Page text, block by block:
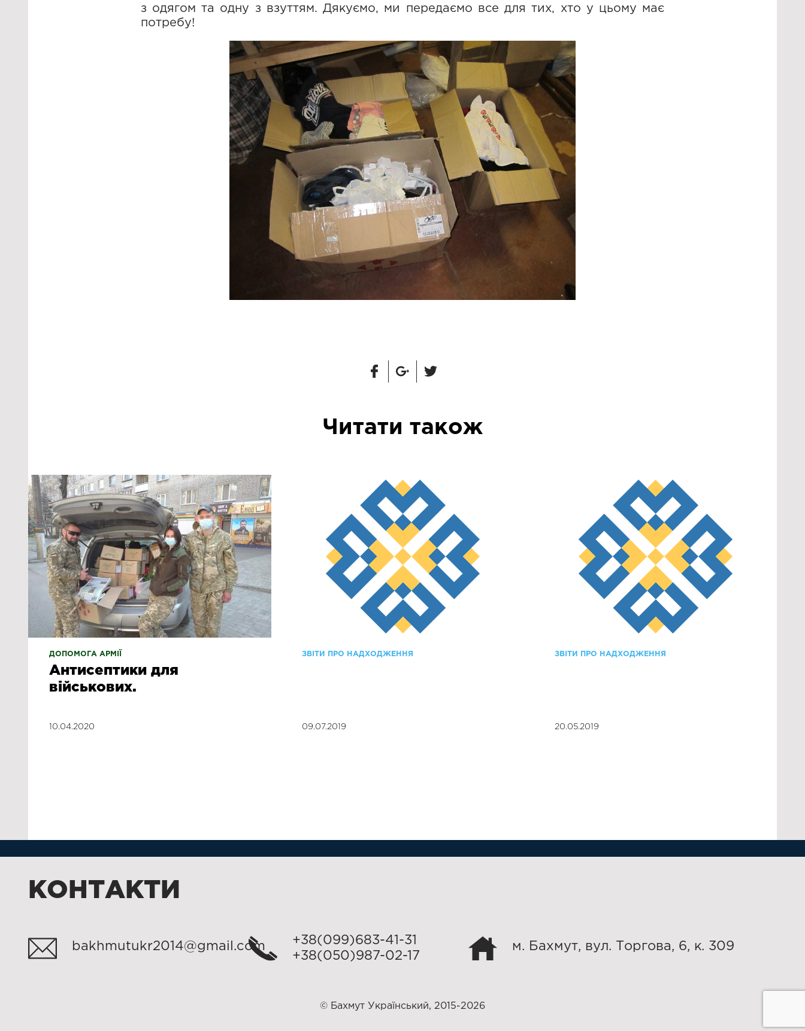
з одягом та одну з взуттям. Дякуємо, ми передаємо все для тих, хто у цьому має
потребу!
Читати також
ДОПОМОГА АРМІЇ
Антисептики для
військових.
10.04.2020
ЗВІТИ ПРО НАДХОДЖЕННЯ
09.07.2019
ЗВІТИ ПРО НАДХОДЖЕННЯ
20.05.2019
КОНТАКТИ
bakhmutukr2014@gmail.com
+38(099)683-41-31
+38(050)987-02-17
м. Бахмут, вул. Торгова, 6, к. 309
© Бахмут Український, 2015-2026